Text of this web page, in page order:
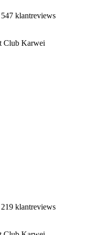
klantreviews
Club Karwei
klantreviews